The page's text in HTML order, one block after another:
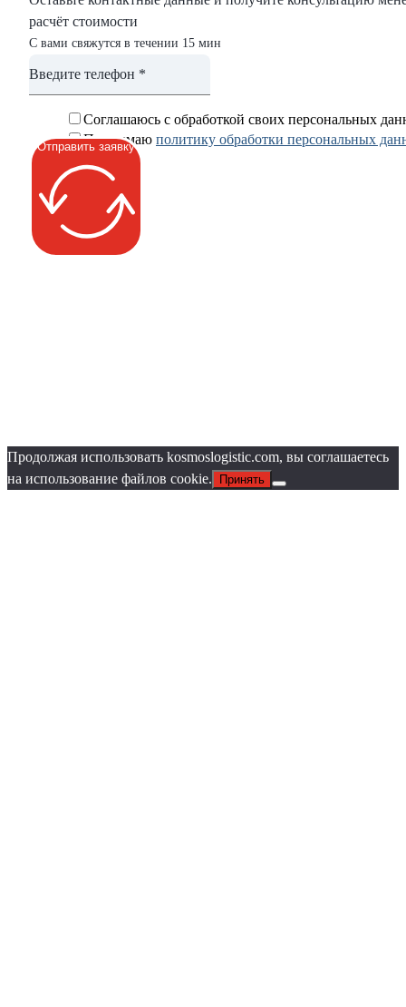
расчёт стоимости
С вами свяжутся в течении 15 мин
Соглашаюсь с обработкой своих персональных
Принимаю политику обработки персональных
Отправить заявку
Продолжая использовать kosmoslogistic.com, вы соглашаетесь
на использование файлов cookie.
Принять